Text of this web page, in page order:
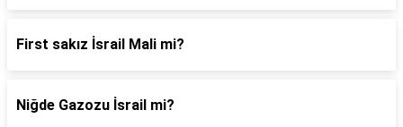
First sakız İsrail Mali mi?
Niğde Gazozu İsrail mi?